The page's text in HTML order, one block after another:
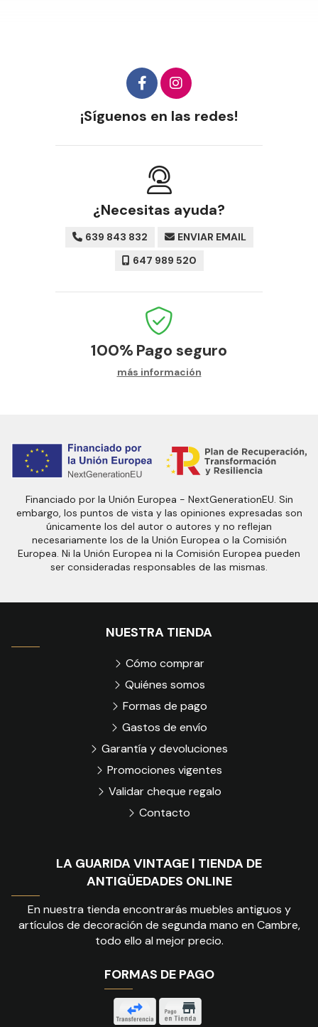
¡Síguenos en las redes!
¿Necesitas ayuda?
639 843 832
ENVIAR EMAIL
647 989 520
100% Pago seguro
más información
Financiado por la Unión Europea - NextGenerationEU. Sin
embargo, los puntos de vista y las opiniones expresadas son
únicamente los del autor o autores y no reflejan
necesariamente los de la Unión Europea o la Comisión
Europea. Ni la Unión Europea ni la Comisión Europea pueden
ser consideradas responsables de las mismas.
LA GUARIDA VINTAGE | TIENDA DE
ANTIGÜEDADES ONLINE
En nuestra tienda encontrarás muebles antiguos y
artículos de decoración de segunda mano en Cambre,
todo ello al mejor precio.
FORMAS DE PAGO
NUESTRA TIENDA
Cómo comprar
Quiénes somos
Formas de pago
Gastos de envío
Garantía y devoluciones
Promociones vigentes
Validar cheque regalo
Contacto